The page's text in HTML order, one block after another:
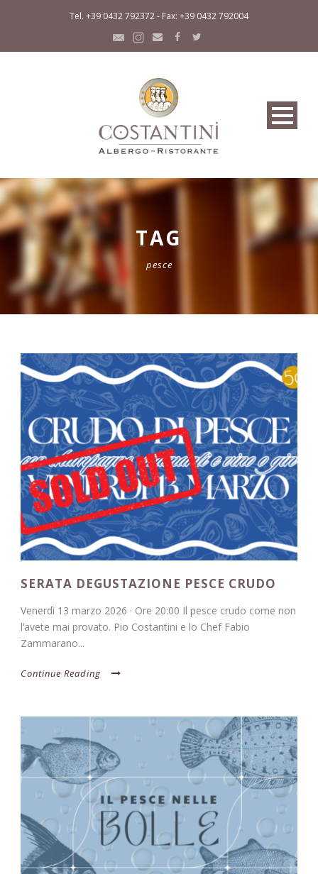
Tel. +39 0432 792372 - Fax: +39 0432 792004
TAG
pesce
SERATA DEGUSTAZIONE PESCE CRUDO
Venerdì 13 marzo 2026 · Ore 20:00 Il pesce crudo come non
l’avete mai provato. Pio Costantini e lo Chef Fabio
Zammarano...
Continue Reading